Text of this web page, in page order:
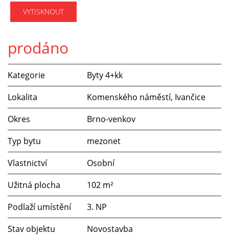
VYTISKNOUT
prodáno
Kategorie
Byty 4+kk
Lokalita
Komenského náměstí, Ivančice
Okres
Brno-venkov
Typ bytu
mezonet
Vlastnictví
Osobní
Užitná plocha
102 m²
Podlaží umístění
3. NP
Stav objektu
Novostavba